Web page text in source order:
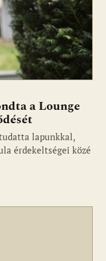
a Lounge
lapunkkal,
érdekeltségei közé